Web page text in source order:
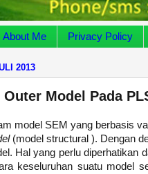
About Me Privacy Policy
2013
Outer Model Pada
model SEM yang berbasis
(model structural ). Dengan
Hal yang perlu diperhatikan
keseluruhan suatu model